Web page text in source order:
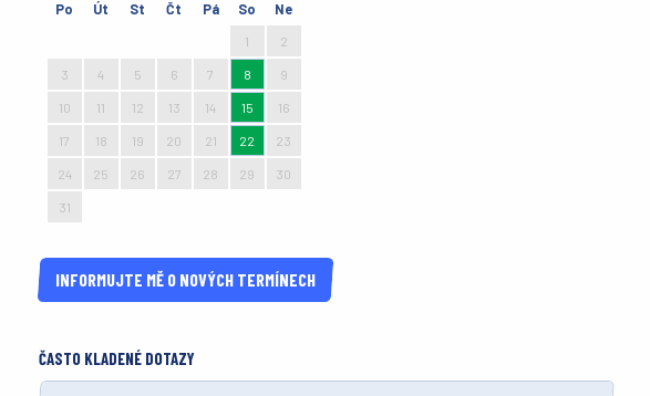
Po Út St Čt Pá So Ne
1 2
3 4 5 6 7 8 9
10 11 12 13 14 15 16
17 18 19 20 21 22 23
24 25 26 27 28 29 30
31
INFORMUJTE MĚ O NOVÝCH TERMÍNECH
ČASTO KLADENÉ DOTAZY